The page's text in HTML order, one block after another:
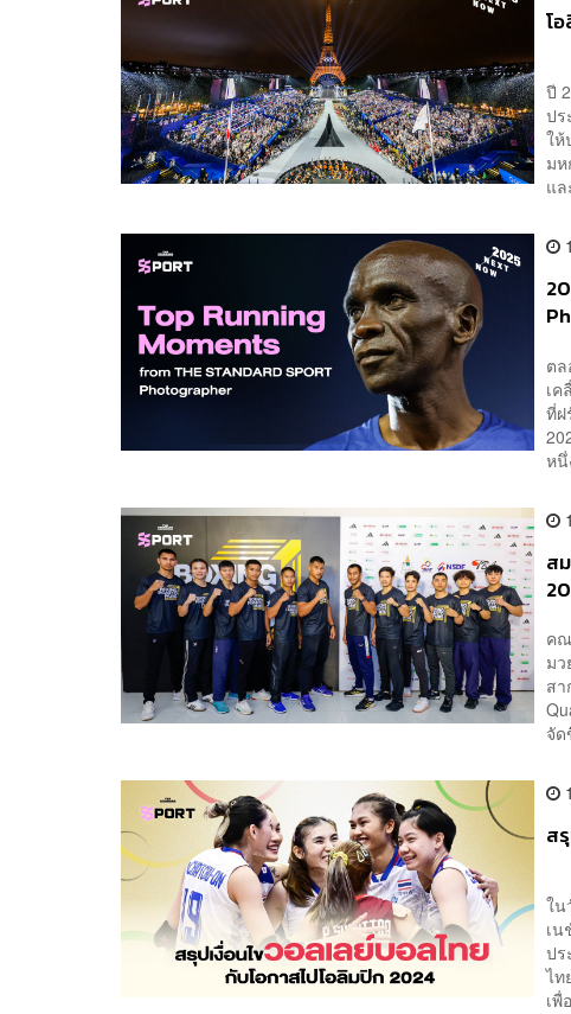
โ
ปี
ปร
ให้
ม
แ
ตล
เค
ที่ฝ
หนึ่
ส
ค
มว
สา
จั
ส
ใน
เน
ปร
ไท
เ